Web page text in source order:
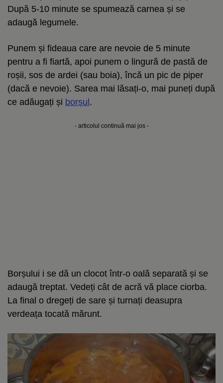
După 5-10 minute se spumează carnea și se
adaugă legumele.
Punem și fideaua care are nevoie de 5 minute
pentru a fi fiartă, apoi punem o lingură de pastă de
roșii, sos de ardei (sau boia), încă un pic de piper
(dacă e nevoie). Sarea mai lăsați-o, mai puneți după
ce adăugați și borșul.
- articolul continuă mai jos -
Borșului i se dă un clocot într-o oală separată și se
adaugă treptat. Vedeți cât de acră vă place ciorba.
La final o dregeți de sare și turnați deasupra
verdeața tocată mărunt.